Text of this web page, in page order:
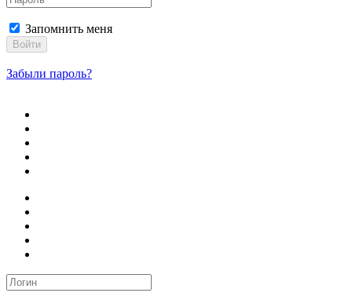
Запомнить меня
Войти
Забыли пароль?